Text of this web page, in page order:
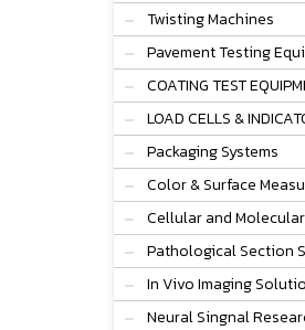
Twisting Machines
Pavement Testing
COATING TEST
LOAD CELLS &
Packaging Systems
Color & Surface
Cellular and
Pathological Section
In Vivo Imaging
Neural Singnal